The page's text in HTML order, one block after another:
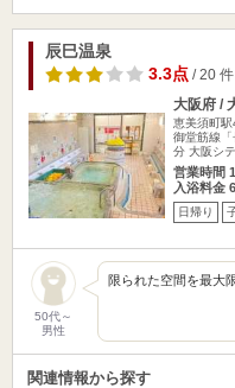
辰巳温泉
3.3点/ 20 件
大阪府 /
恵美須町
御堂筋線
分 大阪シ
営業時間
入浴料金
日帰り
50代～
男性
限られた空間を最大
関連情報から探す